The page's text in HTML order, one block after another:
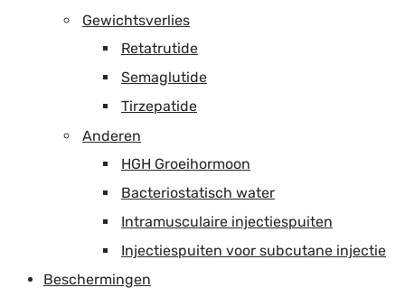
Gewichtsverlies
Retatrutide
Semaglutide
Tirzepatide
Anderen
HGH Groeihormoon
Bacteriostatisch water
Intramusculaire injectiespuiten
Injectiespuiten voor subcutane injectie
Beschermingen